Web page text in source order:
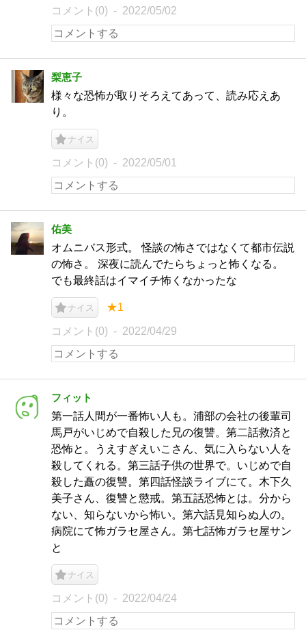
コメント(0) 2022/05/02
梨恵子
様々な恐怖が取りそろえてあって、読み応えあ
り。
ナイス
コメント(0) 2022/05/01
佑美
オムニバス形式。 怪談の怖さではなくて都市伝説
の怖さ。 深夜に読んでたらちょっと怖くなる。
でも最終話はイマイチ怖くなかったな
ナイス ★1
コメント(0) 2022/04/29
フィット
第一話人間が一番怖い人も。浦部の会社の後輩司
馬戸がいじめで自殺した兄の復讐。第二話救済と
恐怖と。うえすぎえいこさん、気に入らない人を
殺してくれる。第三話子供の世界で。いじめで自
殺した矗の復讐。第四話怪談ライブにて。木下久
美子さん、復讐と懲戒。第五話恐怖とは。分から
ない、知らないから怖い。第六話見知らぬ人の。
病院にて怖ガラセ屋さん。第七話怖ガラセ屋サン
と
ナイス
コメント(0) 2022/04/24